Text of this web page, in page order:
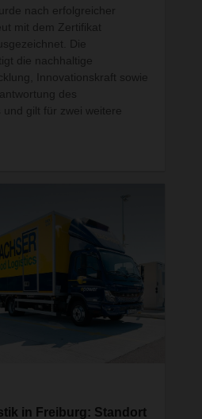
und Sambia
eine
die heute lokale
und damit zusätzliche
für die Anwohner der
Meyer hatte im Rahmen
die Gelegenheit,
Wir haben
nach erfolgreicher
mit dem Zertifikat
Die
die nachhaltige
Innovationskraft sowie
des
und gilt für zwei weitere
in Freiburg: Standort